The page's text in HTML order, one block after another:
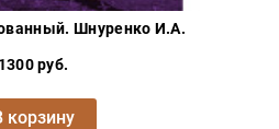
Шнуренко И.А.
1300 руб.
корзину